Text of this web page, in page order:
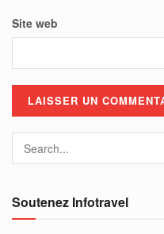
Site web
Soutenez Infotravel